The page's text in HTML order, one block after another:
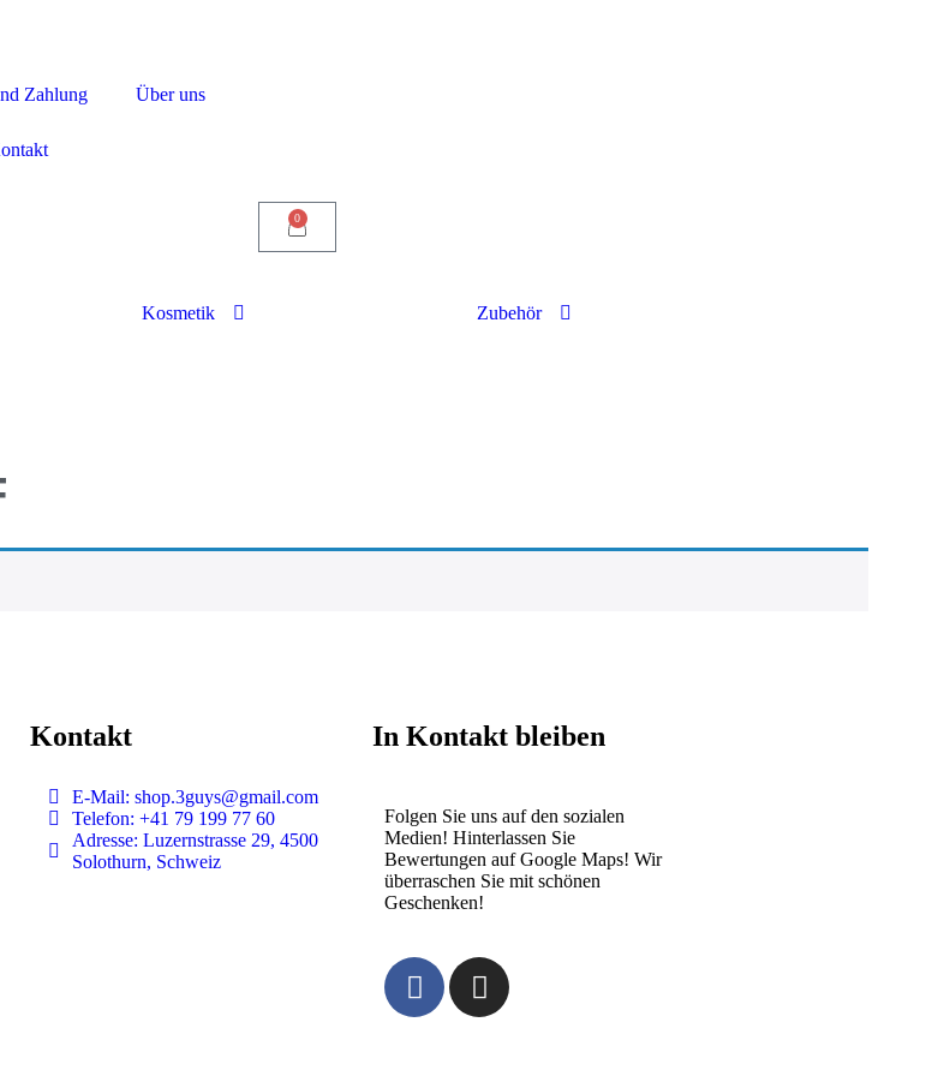
Zahlung Über uns
0
Kosmetik Zubehör
Kontakt
E-Mail: shop.3guys@gmail.com
Telefon: +41 79 199 77 60
Adresse: Luzernstrasse 29, 4500
Solothurn, Schweiz
In Kontakt bleiben
Folgen Sie uns auf den sozialen
Medien! Hinterlassen Sie
Bewertungen auf Google Maps! Wir
überraschen Sie mit schönen
Geschenken!